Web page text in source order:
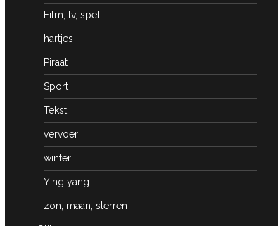
Film, tv, spel
hartjes
Piraat
Sport
Tekst
vervoer
winter
Ying yang
zon, maan, sterren